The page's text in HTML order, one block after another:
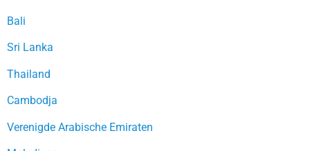
Bali
Sri Lanka
Thailand
Cambodja
Verenigde Arabische Emiraten